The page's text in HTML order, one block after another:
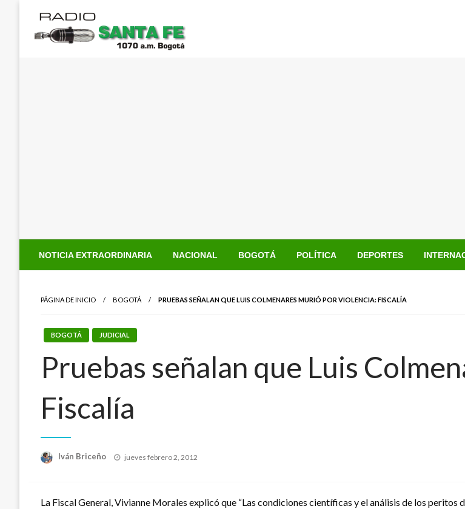
contenido
NOTICIA EXTRAORDINARIA NACIONAL BOGOTÁ POLÍTICA DEPORTES
PÁGINA DE INICIO BOGOTÁ PRUEBAS SEÑALAN QUE LUIS COLMENARES MURIÓ POR VIOLENCIA: FISCALÍA
BOGOTÁ JUDICIAL
Pruebas señalan que Luis
Fiscalía
Iván Briceño
Publicado
jueves febrero 2, 2012
La Fiscal General, Vivianne Morales explicó que “Las condiciones científicas y el análisis de los peritos